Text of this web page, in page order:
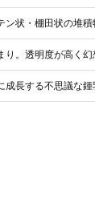
ン状・棚田状の堆積
り。透明度が高く幻
成長する不思議な鍾